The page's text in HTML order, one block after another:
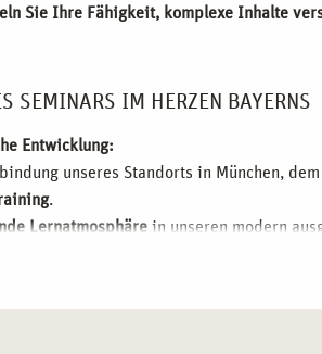
Sie Ihre Fähigkeit, komplexe Inhalte
SEMINARS IM HERZEN BAYERNS
Entwicklung:
unseres Standorts in München,
.
Lernatmosphäre in unseren modern
anregen.